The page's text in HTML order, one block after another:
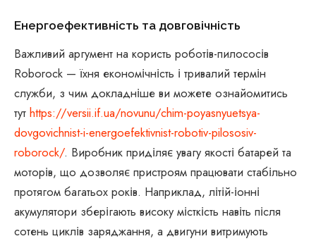
Енергоефективність та довговічність
Важливий аргумент на користь роботів-пилососів
Roborock — їхня економічність і тривалий термін
служби, з чим докладніше ви можете ознайомитись
тут https://versii.if.ua/novunu/chim-poyasnyuetsya-
dovgovichnist-i-energoefektivnist-robotiv-pilososiv-
roborock/. Виробник приділяє увагу якості батарей та
моторів, що дозволяє пристроям працювати стабільно
протягом багатьох років. Наприклад, літій-іонні
акумулятори зберігають високу місткість навіть після
сотень циклів заряджання, а двигуни витримують